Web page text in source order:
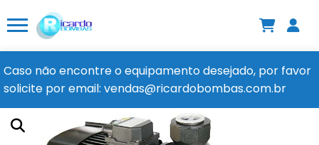
Caso não encontre o equipamento desejado, por favor
solicite por email: vendas@ricardobombas.com.br